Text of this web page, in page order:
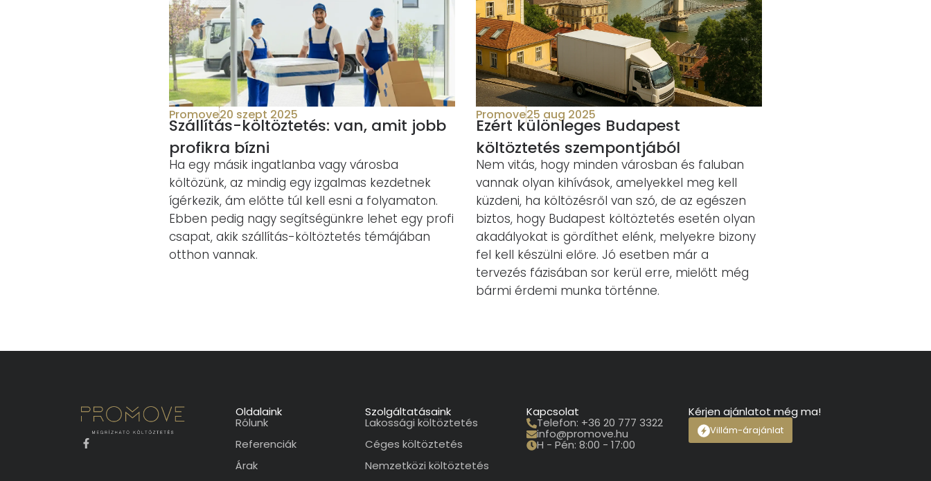
Promove20 szept 2025
Szállítás-költöztetés: van, amit jobb
profikra bízni
Ha egy másik ingatlanba vagy városba
költözünk, az mindig egy izgalmas kezdetnek
ígérkezik, ám előtte túl kell esni a folyamaton.
Ebben pedig nagy segítségünkre lehet egy profi
csapat, akik szállítás-költöztetés témájában
otthon vannak.
Promove25 aug 2025
Ezért különleges Budapest
költöztetés szempontjából
Nem vitás, hogy minden városban és faluban
vannak olyan kihívások, amelyekkel meg kell
küzdeni, ha költözésről van szó, de az egészen
biztos, hogy Budapest költöztetés esetén olyan
akadályokat is gördíthet elénk, melyekre bizony
fel kell készülni előre. Jó esetben már a
tervezés fázisában sor kerül erre, mielőtt még
bármi érdemi munka történne.
Oldalaink
Rólunk
Referenciák
Árak
Szolgáltatásaink
Lakossági költöztetés
Céges költöztetés
Nemzetközi költöztetés
Kapcsolat
Telefon: +36 20 777 3322
info@promove.hu
H - Pén: 8:00 - 17:00
Kérjen ajánlatot még ma!
Villám-árajánlat